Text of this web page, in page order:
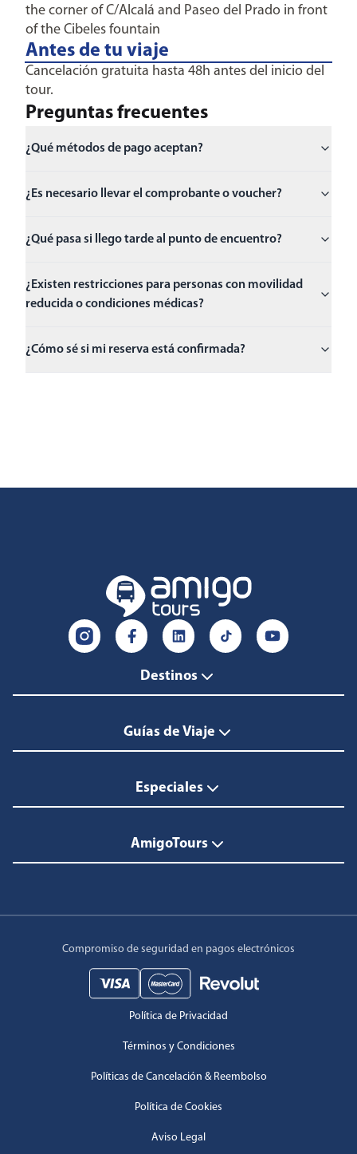
the corner of C/Alcalá and Paseo del Prado in front
of the Cibeles fountain
Antes de tu viaje
Cancelación gratuita hasta 48h antes del inicio del
tour.
Preguntas frecuentes
¿Qué métodos de pago aceptan?
¿Es necesario llevar el comprobante o voucher?
¿Qué pasa si llego tarde al punto de encuentro?
¿Existen restricciones para personas con movilidad
reducida o condiciones médicas?
¿Cómo sé si mi reserva está confirmada?
Destinos
Guías de Viaje
Especiales
AmigoTours
Compromiso de seguridad en pagos electrónicos
Política de Privacidad
Términos y Condiciones
Políticas de Cancelación & Reembolso
Política de Cookies
Aviso Legal